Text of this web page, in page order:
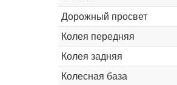
Дорожный просвет
Колея передняя
Колея задняя
Колесная база